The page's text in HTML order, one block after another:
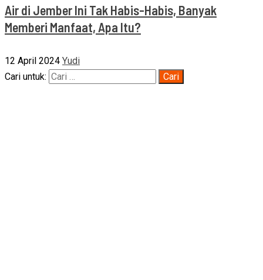
Air di Jember Ini Tak Habis-Habis, Banyak
Memberi Manfaat, Apa Itu?
12 April 2024 Yudi
Cari untuk: